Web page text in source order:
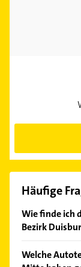
Häufige
Wie finde ich
Bezirk
Welche